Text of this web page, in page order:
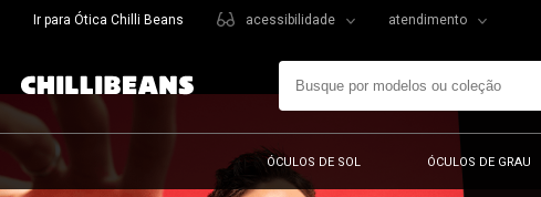
Ir para Ótica Chilli Beans acessibilidade atendimento
ÓCULOS DE SOL ÓCULOS DE GRAU